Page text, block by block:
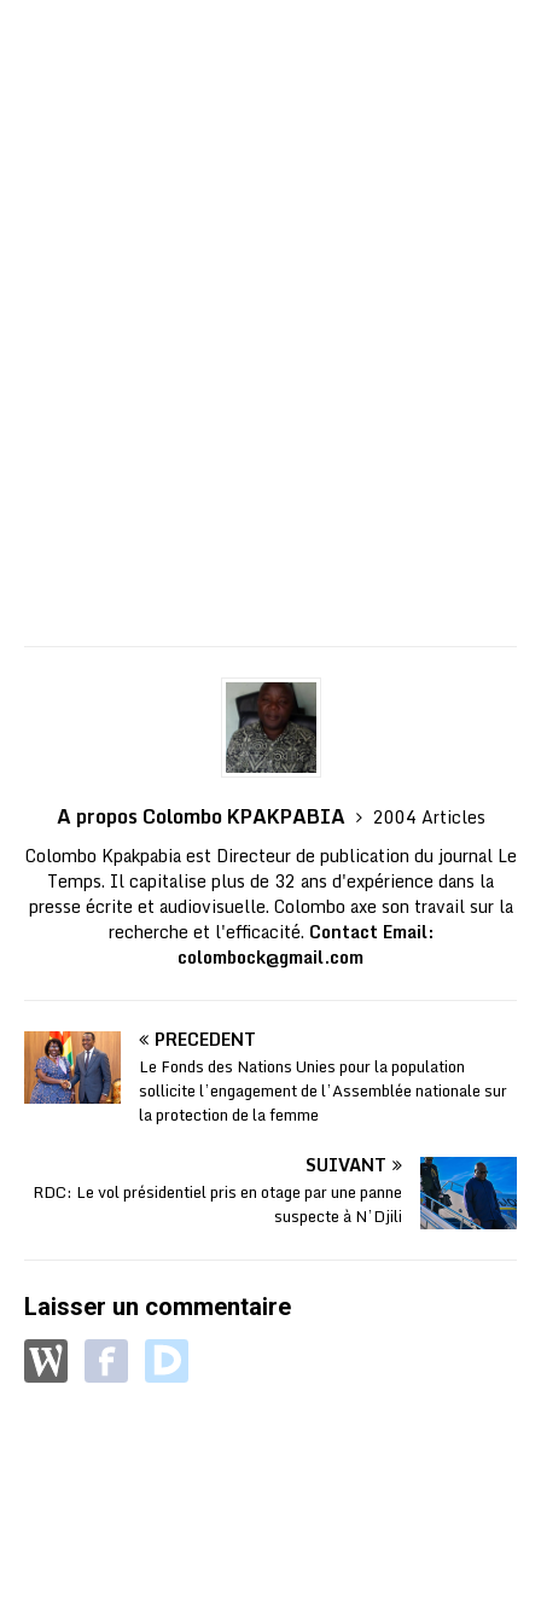
A propos Colombo KPAKPABIA
2004 Articles
Colombo Kpakpabia est Directeur de publication du journal Le
Temps. Il capitalise plus de 32 ans d'expérience dans la
presse écrite et audiovisuelle. Colombo axe son travail sur la
recherche et l'efficacité. Contact Email:
colombock@gmail.com
PRÉCÉDENT
Le Fonds des Nations Unies pour la population
sollicite l’engagement de l’Assemblée nationale sur
la protection de la femme
SUIVANT
RDC: Le vol présidentiel pris en otage par une panne
suspecte à N’Djili
Laisser un commentaire